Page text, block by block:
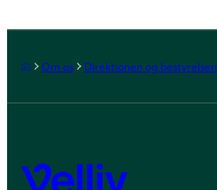
Forside
Om os Direktionen og bestyrelsen
Velliv